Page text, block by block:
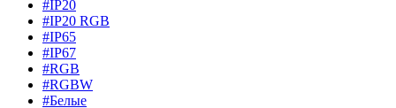
#IP20
#IP20 RGB
#IP65
#IP67
#RGB
#RGBW
#Белые